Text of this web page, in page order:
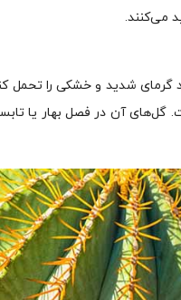
می‌کنند.
گرمای شدید و خشکی را تحمل
آن در فصل بهار یا